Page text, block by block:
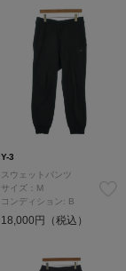
Y-3
スウェットパンツ
サイズ：M
コンディション: B
18,000円（税込）